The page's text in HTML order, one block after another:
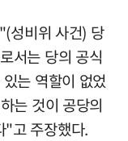
성비위 사건) 당
서는 당의 공식
는 역할이 없었
는 것이 공당의
"고 주장했다.